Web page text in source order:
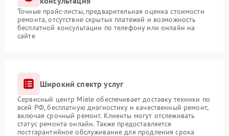
Точные прайс-листы, предварительная оценка стоимости
ремонта, отсутствие скрытых платежей и возможность
бесплатной консультации по телефону или онлайн на
сайте
Широкий спектр услуг
Сервисный центр Miele обеспечивает доставку техники по
всей РФ, бесплатную диагностику и качественный ремонт,
включая срочный ремонт. Клиенты могут отслеживать
статус ремонта онлайн. Также предоставляется
постгарантийное обслуживание для продления срока